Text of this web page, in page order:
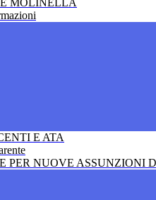
MOLINELLA
E ATA
PER NUOVE ASSUNZIONI